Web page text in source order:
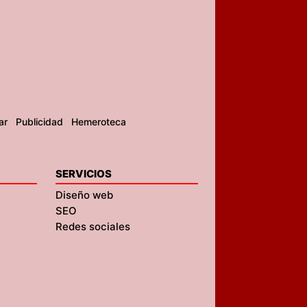
Publicidad Hemeroteca
SERVICIOS
Diseño web
SEO
Redes sociales